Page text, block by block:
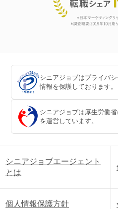
シニアジョブはプライバ
情報を保護しております。
シニアジョブは厚生労働
を運営しています。
シニアジョブエージェント
とは
個人情報保護方針